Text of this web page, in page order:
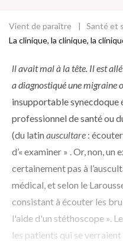
Fil
d'Ariane
Vient de paraître
Santé et
La clinique, la clinique, la
ll avait mal à la tête. Il est
a diagnostiqué une migraine
insupportable synecdoque
professionnel de santé ou
(du latin auscultare :
d’« examiner » . Or, non, un
certainement pas à
médical, et selon le
consistant à écouter les
l'aide d'un stéthoscope ».
les patients qui se